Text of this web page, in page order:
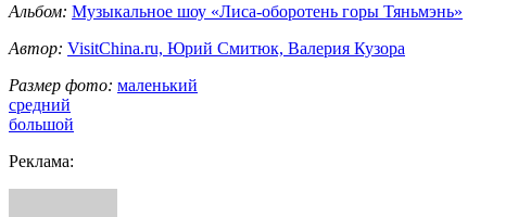
Альбом: Музыкальное шоу «Лиса-оборотень горы Тяньмэнь»
Автор: VisitChina.ru, Юрий Смитюк, Валерия Кузора
Размер фото: маленький
средний
большой
Реклама: